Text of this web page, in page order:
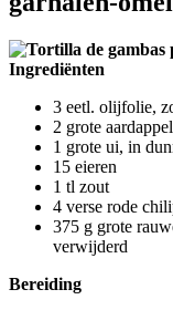
Ingrediënten
3 eetl. olijfolie,
2 grote
1 grote ui, in
15 eieren
1 tl zout
4 verse rode
375 g grote
verwijderd
Bereiding